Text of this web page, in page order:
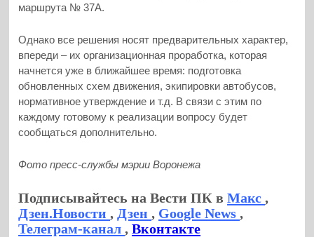
маршрута № 37А.
Однако все решения носят предварительных характер,
впереди – их организационная проработка, которая
начнется уже в ближайшее время: подготовка
обновленных схем движения, экипировки автобусов,
нормативное утверждение и т.д. В связи с этим по
каждому готовому к реализации вопросу будет
сообщаться дополнительно.
Фото пресс-службы мэрии Воронежа
Подписывайтесь на Вести ПК вМакс,
Дзен.Новости, Дзен, Google News,
Телеграм-канал,Вконтакте